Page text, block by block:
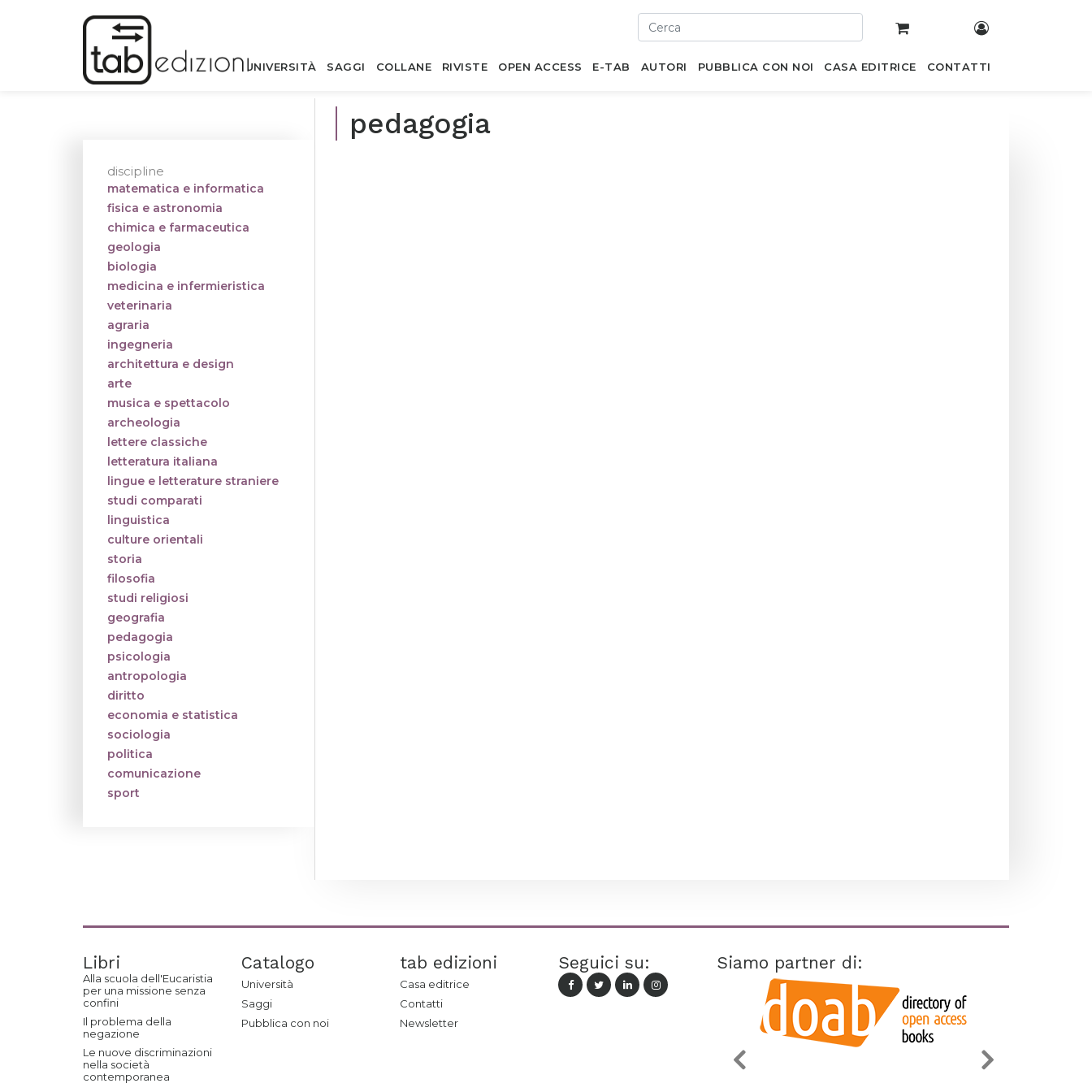
UNIVERSITÀ SAGGI COLLANE RIVISTE OPEN ACCESS E-TAB AUTORI PUBBLICA CON NOI CASA EDITRICE CONTATTI
pedagogia
discipline
matematica e informatica
fisica e astronomia
chimica e farmaceutica
geologia
biologia
medicina e infermieristica
veterinaria
agraria
ingegneria
architettura e design
arte
musica e spettacolo
archeologia
lettere classiche
letteratura italiana
lingue e letterature straniere
studi comparati
linguistica
culture orientali
storia
filosofia
studi religiosi
geografia
pedagogia
psicologia
antropologia
diritto
economia e statistica
sociologia
politica
comunicazione
sport
Libri
Alla scuola dell'Eucaristia
per una missione senza
confini
Il problema della
negazione
Le nuove discriminazioni
nella società
contemporanea
Catalogo
Università
Saggi
Pubblica con noi
tab edizioni
Casa editrice
Contatti
Newsletter
Seguici su: Siamo partner di: